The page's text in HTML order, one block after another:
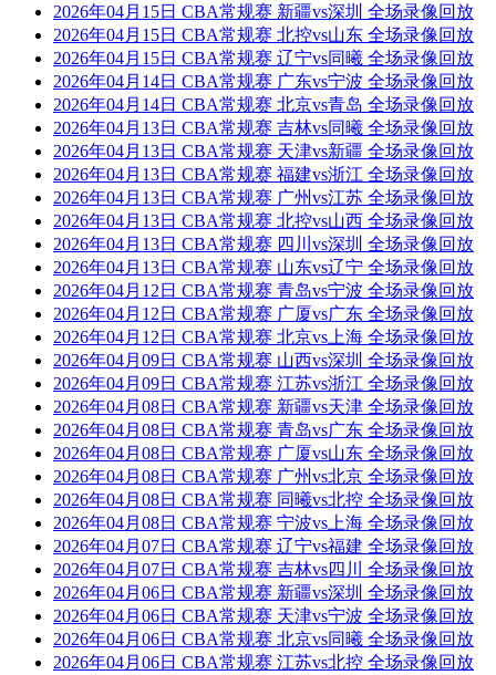
2026年04月15日 CBA常规赛 新疆vs深圳 全场录像回放
2026年04月15日 CBA常规赛 北控vs山东 全场录像回放
2026年04月15日 CBA常规赛 辽宁vs同曦 全场录像回放
2026年04月14日 CBA常规赛 广东vs宁波 全场录像回放
2026年04月14日 CBA常规赛 北京vs青岛 全场录像回放
2026年04月13日 CBA常规赛 吉林vs同曦 全场录像回放
2026年04月13日 CBA常规赛 天津vs新疆 全场录像回放
2026年04月13日 CBA常规赛 福建vs浙江 全场录像回放
2026年04月13日 CBA常规赛 广州vs江苏 全场录像回放
2026年04月13日 CBA常规赛 北控vs山西 全场录像回放
2026年04月13日 CBA常规赛 四川vs深圳 全场录像回放
2026年04月13日 CBA常规赛 山东vs辽宁 全场录像回放
2026年04月12日 CBA常规赛 青岛vs宁波 全场录像回放
2026年04月12日 CBA常规赛 广厦vs广东 全场录像回放
2026年04月12日 CBA常规赛 北京vs上海 全场录像回放
2026年04月09日 CBA常规赛 山西vs深圳 全场录像回放
2026年04月09日 CBA常规赛 江苏vs浙江 全场录像回放
2026年04月08日 CBA常规赛 新疆vs天津 全场录像回放
2026年04月08日 CBA常规赛 青岛vs广东 全场录像回放
2026年04月08日 CBA常规赛 广厦vs山东 全场录像回放
2026年04月08日 CBA常规赛 广州vs北京 全场录像回放
2026年04月08日 CBA常规赛 同曦vs北控 全场录像回放
2026年04月08日 CBA常规赛 宁波vs上海 全场录像回放
2026年04月07日 CBA常规赛 辽宁vs福建 全场录像回放
2026年04月07日 CBA常规赛 吉林vs四川 全场录像回放
2026年04月06日 CBA常规赛 新疆vs深圳 全场录像回放
2026年04月06日 CBA常规赛 天津vs宁波 全场录像回放
2026年04月06日 CBA常规赛 北京vs同曦 全场录像回放
2026年04月06日 CBA常规赛 江苏vs北控 全场录像回放